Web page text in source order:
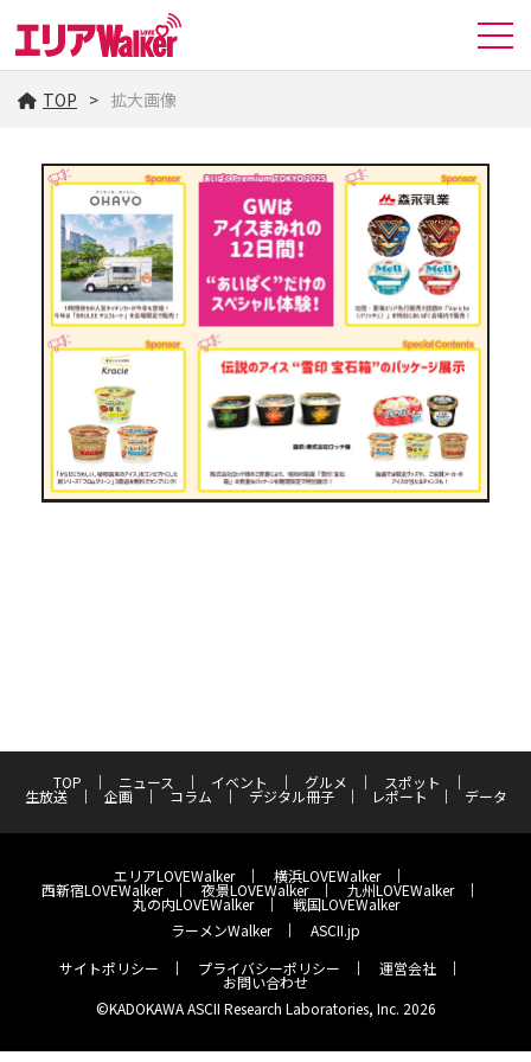
TOP 拡大画像
TOP ニュース イベント グルメ スポット
生放送 企画 コラム デジタル冊子 レポート データ
エリアLOVEWalker 横浜LOVEWalker
西新宿LOVEWalker 夜景LOVEWalker 九州LOVEWalker
丸の内LOVEWalker
戦国LOVEWalker
ラーメンWalker
ASCII.jp
サイトポリシー
プライバシーポリシー 運営会社
お問い合わせ
©KADOKAWA ASCII Research Laboratories, Inc. 2026